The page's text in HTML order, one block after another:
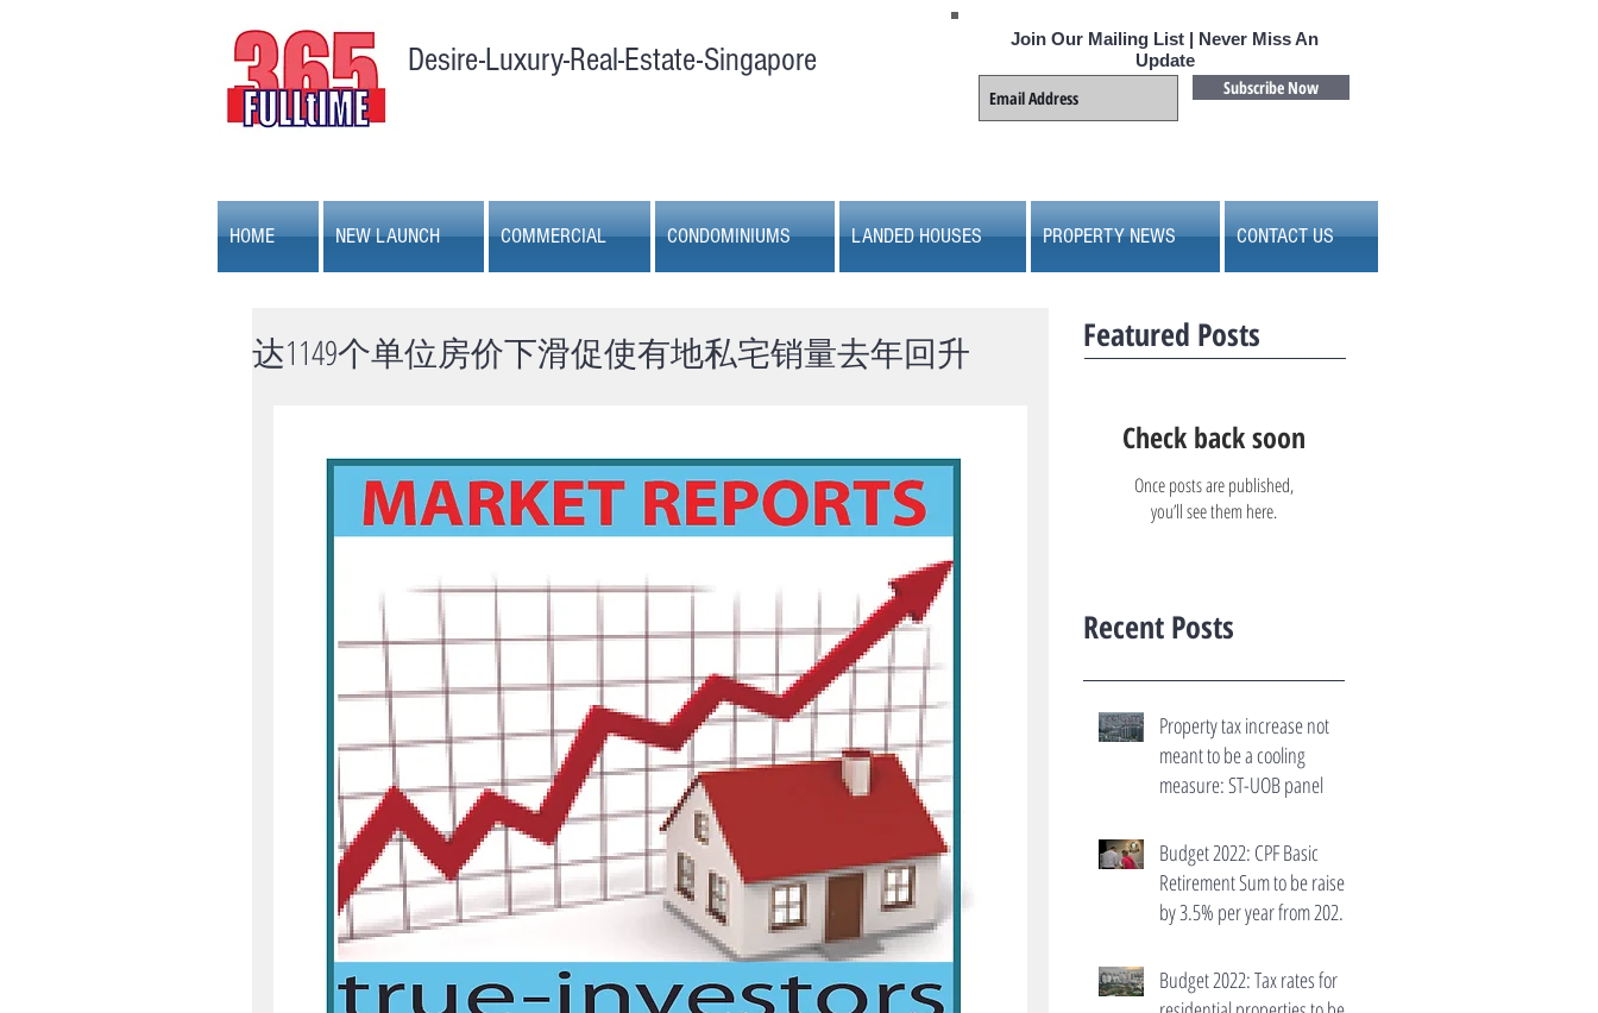
Desire-Luxury-Real-Estate-Singapore
Join Our Mailing List | Never Miss An
Update
Subscribe Now
HOME NEW LAUNCH COMMERCIAL CONDOMINIUMS LANDED HOUSES PROPERTY NEWS CONTACT US
达1149个单位房价下滑促使有地私宅销量去年回升 Featured Posts
Check back soon
Once posts are published,
you’ll see them here.
Recent Posts
Property tax increase not
meant to be a cooling
measure: ST-UOB panel
Budget 2022: CPF Basic
Retirement Sum to be raised
by 3.5% per year from 2023
Budget 2022: Tax rates for